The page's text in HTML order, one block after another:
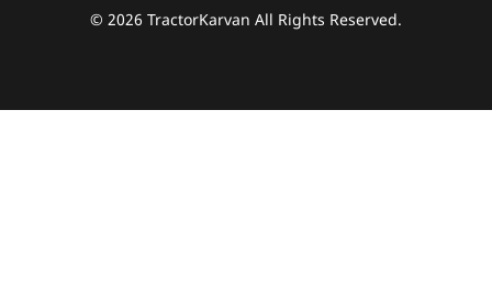
© 2026 TractorKarvan All Rights Reserved.